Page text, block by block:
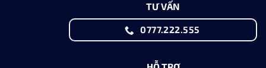
TƯ VẤN
0777.222.555